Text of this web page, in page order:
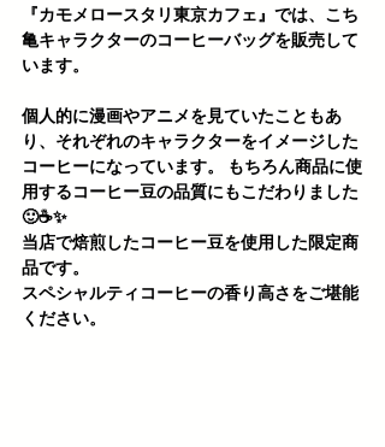
『カモメロースタリ東京カフェ』では、こち
亀キャラクターのコーヒーバッグを販売して
います。
個人的に漫画やアニメを見ていたこともあ
り、それぞれのキャラクターをイメージした
コーヒーになっています。 もちろん商品に使
用するコーヒー豆の品質にもこだわりました
🙂☕️✨
当店で焙煎したコーヒー豆を使用した限定商
品です。
スペシャルティコーヒーの香り高さをご堪能
ください。